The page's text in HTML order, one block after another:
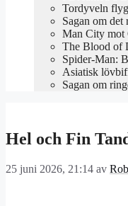
Tordyveln
Sagan om
Man City mot
The Blood of
Spider-Man:
Asiatisk
Sagan om
Hel och Fin
25 juni 2026, 21:14 av